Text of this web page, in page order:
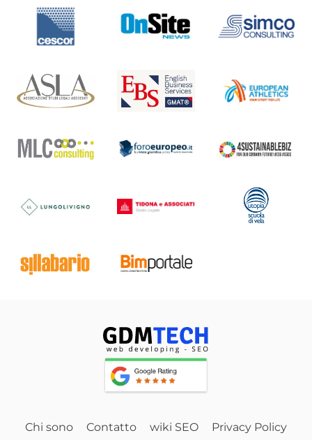
Chi sono Contatto wiki SEO Privacy Policy